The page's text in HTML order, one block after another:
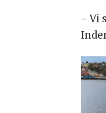
- Vi